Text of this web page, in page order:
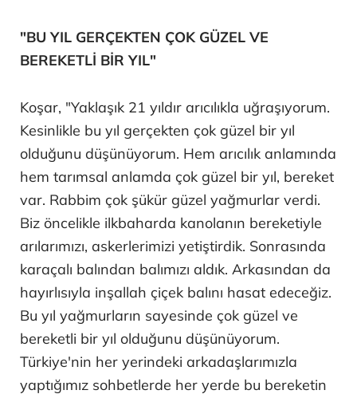
"BU YIL GERÇEKTEN ÇOK GÜZEL VE
BEREKETLİ BİR YIL"
Koşar, "Yaklaşık 21 yıldır arıcılıkla uğraşıyorum.
Kesinlikle bu yıl gerçekten çok güzel bir yıl
olduğunu düşünüyorum. Hem arıcılık anlamında
hem tarımsal anlamda çok güzel bir yıl, bereket
var. Rabbim çok şükür güzel yağmurlar verdi.
Biz öncelikle ilkbaharda kanolanın bereketiyle
arılarımızı, askerlerimizi yetiştirdik. Sonrasında
karaçalı balından balımızı aldık. Arkasından da
hayırlısıyla inşallah çiçek balını hasat edeceğiz.
Bu yıl yağmurların sayesinde çok güzel ve
bereketli bir yıl olduğunu düşünüyorum.
Türkiye'nin her yerindeki arkadaşlarımızla
yaptığımız sohbetlerde her yerde bu bereketin